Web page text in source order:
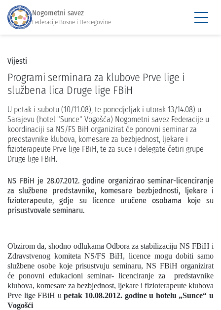
Nogometni savez
Federacije Bosne i Hercegovine
Vijesti
Programi serminara za klubove Prve lige i
službena lica Druge lige FBiH
U petak i subotu (10/11.08), te ponedjeljak i utorak 13/14.08) u
Sarajevu (hotel "Sunce" Vogošća) Nogometni savez Federacije u
koordinaciji sa NS/FS BiH organizirat će ponovni seminar za
predstavnike klubova, komesare za bezbjednost, ljekare i
fizioterapeute Prve lige FBiH, te za suce i delegate četiri grupe
Druge lige FBiH.
NS FBiH je 28.07.2012. godine organizirao seminar-licenciranje
za službene predstavnike, komesare bezbjednosti, ljekare i
fizioterapeute, gdje su licence uručene osobama koje su
prisustvovale seminaru.
Obzirom da, shodno odlukama Odbora za stabilizaciju NS FBiH i
Zdravstvenog komiteta NS/FS BiH, licence mogu dobiti samo
službene osobe koje prisustvuju seminaru, NS FBiH organizirat
će ponovni edukacioni seminar- licenciranje za
predstavnike
klubova, komesare za bezbjednost, ljekare i fizioterapeute klubova
Prve lige FBiH upetak 10.08.2012. godine u hotelu „Sunce“ u
Vogošći